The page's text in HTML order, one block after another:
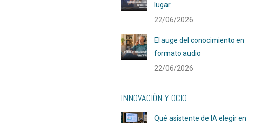
lugar
22/06/2026
El auge del conocimiento en
formato audio
22/06/2026
INNOVACIÓN Y OCIO
Qué asistente de IA elegir en